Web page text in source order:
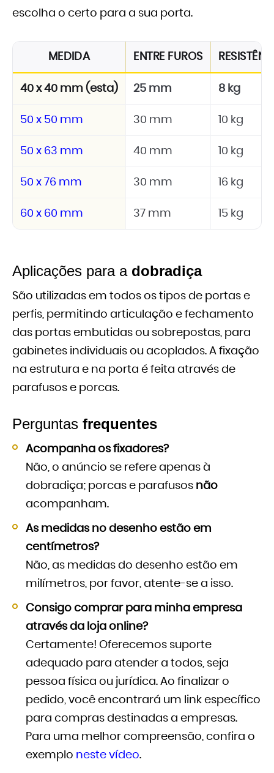
escolha o certo para a sua porta.
MEDIDA ENTRE FUROS
40 x 40 mm (esta) 25 mm 8 kg
50 x 50 mm 30 mm 10 kg
50 x 63 mm 40 mm 10 kg
50 x 76 mm 30 mm 16 kg
60 x 60 mm 37 mm 15 kg
Aplicações para a dobradiça
São utilizadas em todos os tipos de portas e
perfis, permitindo articulação e fechamento
das portas embutidas ou sobrepostas, para
gabinetes individuais ou acoplados. A fixação
na estrutura e na porta é feita através de
parafusos e porcas.
Perguntas frequentes
Acompanha os fixadores?
Não, o anúncio se refere apenas à
dobradiça; porcas e parafusos não
acompanham.
As medidas no desenho estão em
centímetros?
Não, as medidas do desenho estão em
milímetros, por favor, atente-se a isso.
Consigo comprar para minha empresa
através da loja online?
Certamente! Oferecemos suporte
adequado para atender a todos, seja
pessoa física ou jurídica. Ao finalizar o
pedido, você encontrará um link específico
para compras destinadas a empresas.
Para uma melhor compreensão, confira o
exemplo neste vídeo.